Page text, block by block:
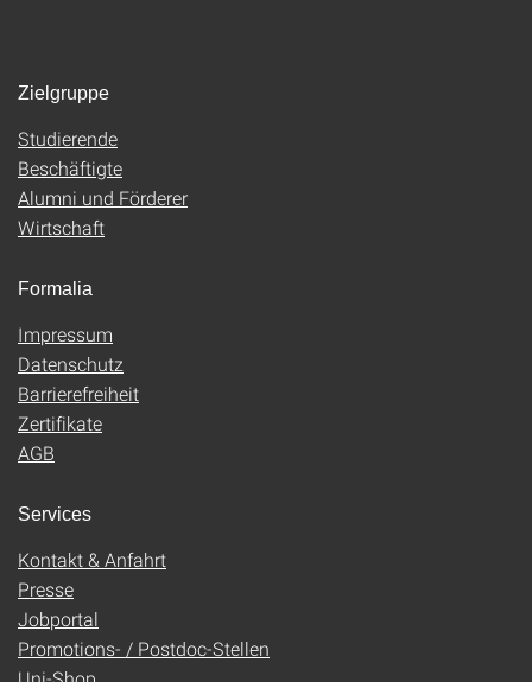
Zielgruppe
Studierende
Beschäftigte
Alumni und Förderer
Wirtschaft
Formalia
Impressum
Datenschutz
Barrierefreiheit
Zertifikate
AGB
Services
Kontakt & Anfahrt
Presse
Jobportal
Promotions- / Postdoc-Stellen